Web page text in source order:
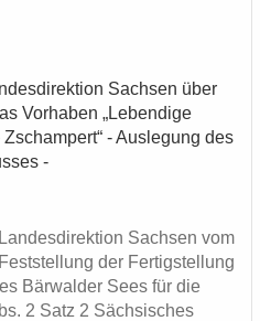
Sach­sen über
Vor­ha­ben „Le­ben­di­ge
- Aus­le­gung des
-
Sach­sen vom
der Fer­tig­stel­lung
Bär­wal­der Sees für die
2 Satz 2 Säch­si­sches